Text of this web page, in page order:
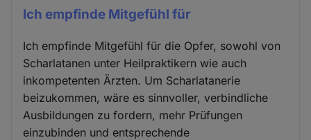
Ich empfinde Mitgefühl für
Ich empfinde Mitgefühl für die Opfer, sowohl von
Scharlatanen unter Heilpraktikern wie auch
inkompetenten Ärzten. Um Scharlatanerie
beizukommen, wäre es sinnvoller, verbindliche
Ausbildungen zu fordern, mehr Prüfungen
einzubinden und entsprechende